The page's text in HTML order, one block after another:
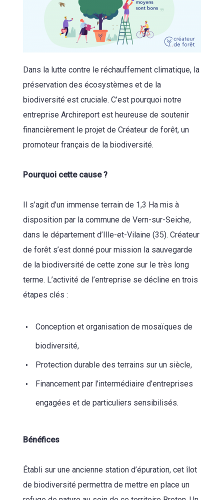
Dans la lutte contre le réchauffement climatique, la
préservation des écosystèmes et de la
biodiversité est cruciale. C’est pourquoi notre
entreprise Archireport est heureuse de soutenir
financièrement le projet de Créateur de forêt, un
promoteur français de la biodiversité.
Pourquoi cette cause ?
Il s’agit d’un immense terrain de 1,3 Ha mis à
disposition par la commune de Vern-sur-Seiche,
dans le département d’Ille-et-Vilaine (35). Créateur
de forêt s’est donné pour mission la sauvegarde
de la biodiversité de cette zone sur le très long
terme. L’activité de l’entreprise se décline en trois
étapes clés :
Conception et organisation de mosaïques de
biodiversité,
Protection durable des terrains sur un siècle,
Financement par l’intermédiaire d’entreprises
engagées et de particuliers sensibilisés.
Bénéfices
Établi sur une ancienne station d’épuration, cet îlot
de biodiversité permettra de mettre en place un